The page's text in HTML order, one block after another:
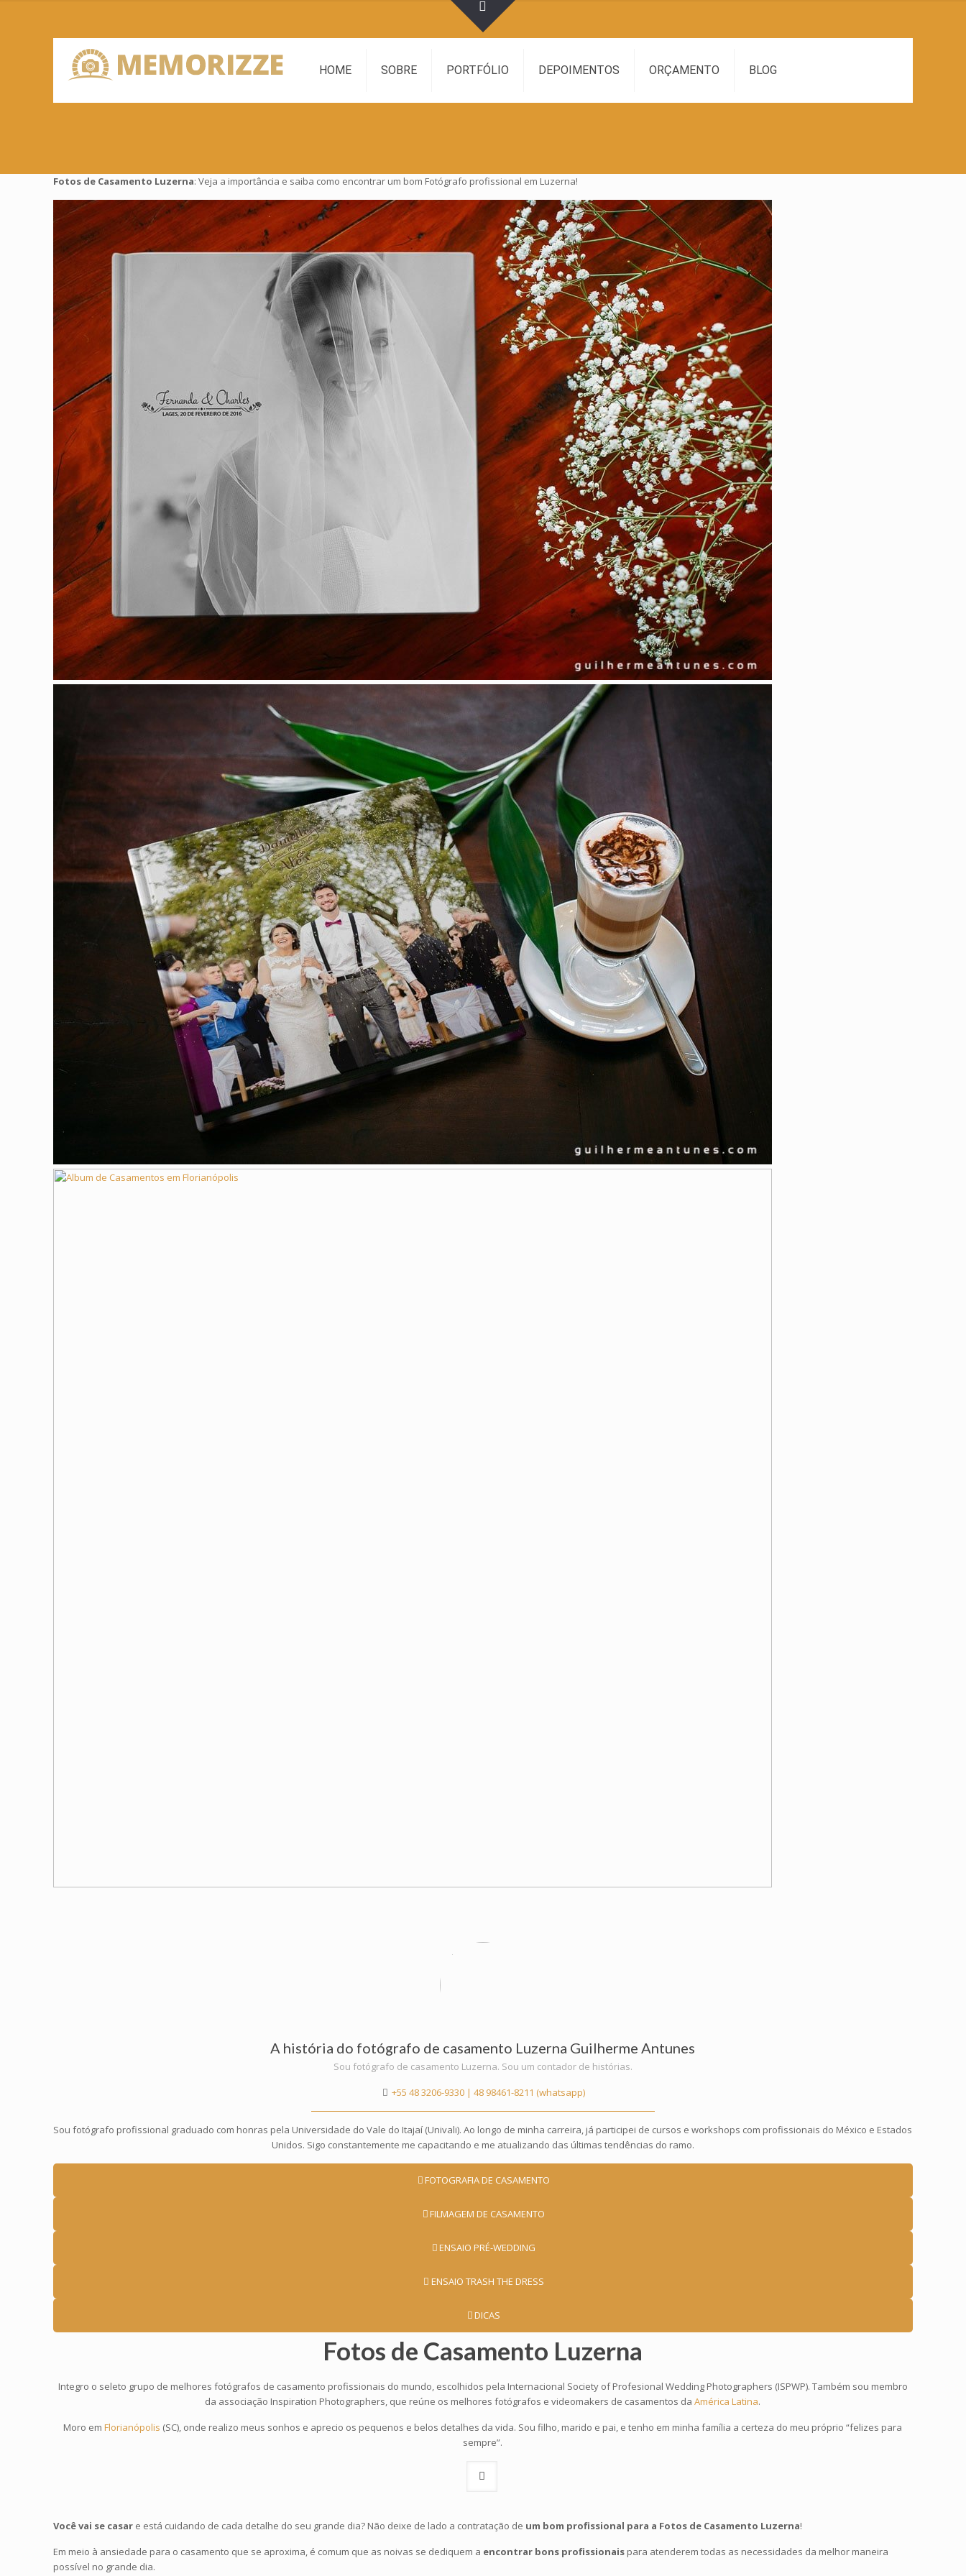
HOME SOBRE PORTFÓLIO DEPOIMENTOS ORÇAMENTO BLOG
Fotos de Casamento Luzerna: Veja a importância e saiba como encontrar um bom Fotógrafo profissional em Luzerna!
A história do fotógrafo de casamento Luzerna Guilherme Antunes
Sou fotógrafo de casamento Luzerna. Sou um contador de histórias.
+55 48 3206-9330 | 48 98461-8211 (whatsapp)
Sou fotógrafo profissional graduado com honras pela Universidade do Vale do Itajaí (Univali). Ao longo de minha carreira, já participei de cursos e workshops com profissionais do México e Estados
Unidos. Sigo constantemente me capacitando e me atualizando das últimas tendências do ramo.
FOTOGRAFIA DE CASAMENTO
FILMAGEM DE CASAMENTO
ENSAIO PRÉ-WEDDING
ENSAIO TRASH THE DRESS
DICAS
Fotos de Casamento Luzerna
Integro o seleto grupo de melhores fotógrafos de casamento profissionais do mundo, escolhidos pela Internacional Society of Profesional Wedding Photographers (ISPWP). Também sou membro
da associação Inspiration Photographers, que reúne os melhores fotógrafos e videomakers de casamentos daAmérica Latina.
Moro emFlorianópolis (SC), onde realizo meus sonhos e aprecio os pequenos e belos detalhes da vida. Sou filho, marido e pai, e tenho em minha família a certeza do meu próprio “felizes para
sempre”.
Você vai se casar e está cuidando de cada detalhe do seu grande dia? Não deixe de lado a contratação de um bom profissional para a Fotos de Casamento Luzerna!
Em meio à ansiedade para o casamento que se aproxima, é comum que as noivas se dediquem a encontrar bons profissionais para atenderem todas as necessidades da melhor maneira
possível no grande dia.